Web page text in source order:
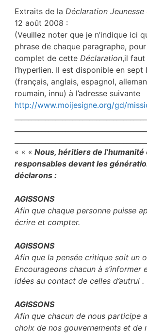
Extraits de la Déclaration Jeunesse
12 août 2008 :
(Veuillez noter que je n’indique ici
phrase de chaque paragraphe,
complet de cette Déclaration,il
l’hyperlien. Il est disponible en sept
(français, anglais, espagnol,
roumain, innu) à l’adresse suivante
http://www.moijesigne.org/gd/
« « « Nous, héritiers de l’humanité
responsables devant les
déclarons :
AGISSONS
Afin que chaque personne puisse
écrire et compter.
AGISSONS
Afin que la pensée critique soit un
Encourageons chacun à s’informer
idées au contact de celles d’autrui .
AGISSONS
Afin que chacun de nous participe
choix de nos gouvernements et de